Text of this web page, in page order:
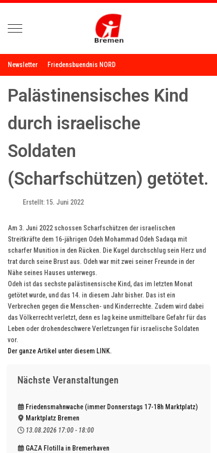
Mobile Menu Toggle
Newsletter Friedensbuendnis NORD
Palästinensisches Kind
durch israelische
Soldaten
(Scharfschützen) getötet.
Erstellt: 15. Juni 2022
Am 3. Juni 2022 schossen Scharfschützen der israelischen
Streitkräfte dem 16-jährigen Odeh Mohammad Odeh Sadaqa mit
scharfer Munition in den Rücken. Die Kugel durchschlug sein Herz und
trat durch seine Brust aus. Odeh war mit zwei seiner Freunde in der
Nähe seines Hauses unterwegs.
Odeh ist das sechste palästinensische Kind, das im letzten Monat
getötet wurde, und das 14. in diesem Jahr bisher. Das ist ein
Verbrechen gegen die Menschen- und Kinderrechte. Zudem wird dabei
das Völkerrecht verletzt, denn es lag keine unmittelbare Gefahr für das
Leben oder drohendeschwere Verletzungen für israelische Soldaten
vor.
Der ganze Artikel unter diesem LINK.
Nächste Veranstaltungen
Friedensmahnwache (immer Donnerstags 17-18h Marktplatz)
Marktplatz Bremen
13.08.2026 17:00 - 18:00
GAZA Flotilla in Bremerhaven